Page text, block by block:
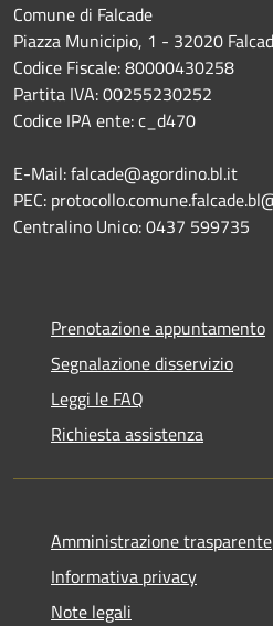
Comune di Falcade
Piazza Municipio, 1 - 32020
Codice Fiscale: 80000430258
Partita IVA: 00255230252
Codice IPA ente: c_d470
E-Mail: falcade@agordino.bl.it
PEC:
Centralino Unico: 0437 599735
Prenotazione appuntamento
Segnalazione disservizio
Leggi le FAQ
Richiesta assistenza
Amministrazione trasparente
Informativa privacy
Note legali